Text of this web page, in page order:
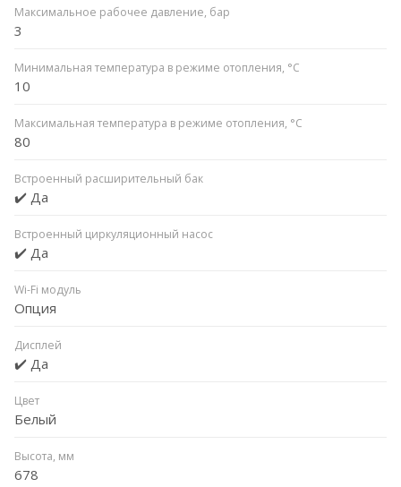
Максимальное рабочее давление, бар
3
Минимальная температура в режиме отопления, °C
10
Максимальная температура в режиме отопления, °C
80
Встроенный расширительный бак
✔️ Да
Встроенный циркуляционный насос
✔️ Да
Wi-Fi модуль
Опция
Дисплей
✔️ Да
Цвет
Белый
Высота, мм
678